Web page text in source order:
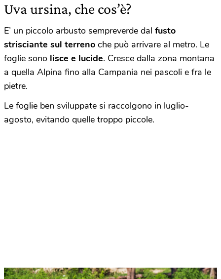
Uva ursina, che cos’è?
E’ un piccolo arbusto sempreverde dal fusto
strisciante sul terreno che può arrivare al metro. Le
foglie sono lisce e lucide. Cresce dalla zona montana
a quella Alpina fino alla Campania nei pascoli e fra le
pietre.
Le foglie ben sviluppate si raccolgono in luglio-
agosto, evitando quelle troppo piccole.